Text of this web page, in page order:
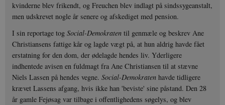
kvinderne blev frikendt, og Freuchen blev indlagt på sindssygeanstalt,
men udskrevet nogle år senere og afskediget med pension.
I sin reportage togSocial-Demokraten til genmæle og beskrev Ane
Christiansens fattige kår og lagde vægt på, at hun aldrig havde fået
erstatning for den dom, der ødelagde hendes liv. Yderligere
indhentede avisen en fuldmagt fra Ane Christiansen til at stævne
Niels Lassen på hendes vegne.Social-Demokraten havde tidligere
krævet Lassens afgang, hvis ikke han 'beviste' sine påstand. Den 28
år gamle Fejøsag var tilbage i offentlighedens søgelys, og blev